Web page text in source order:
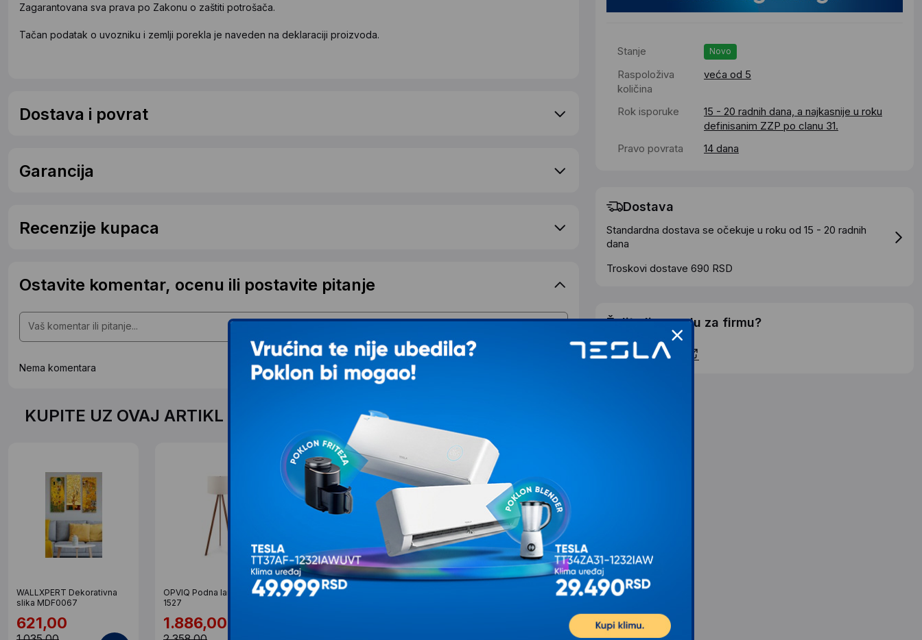
Stanje Novo
Raspoloživa
količina
veća od 5
Rok isporuke
15 - 20 radnih dana, a najkasnije u roku
definisanim ZZP po clanu 31.
Pravo povrata
14 dana
Dostava
Standardna dostava se očekuje u roku od 15 - 20 radnih
dana
Troskovi dostave 690 RSD
Želite li ponudu za firmu?
Kontaktirajte nas
Zagarantovana sva prava po Zakonu o zaštiti potrošača.
Tačan podatak o uvozniku i zemlji porekla je naveden na deklaraciji proizvoda.
Dostava i povrat
Garancija
Recenzije kupaca
Ostavite komentar, ocenu ili postavite pitanje
Nema komentara
KUPITE UZ OVAJ ARTIKL PO SPECIJALNOJ CENI
WALLXPERT Dekorativna
slika MDF0067
621,00
OPVIQ Podna lampa AYD
1527
1.886,00
OPVIQ Podna lampa AYD